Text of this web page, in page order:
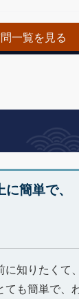
一覧を見る
簡単で、
知りたくて
も簡単で、